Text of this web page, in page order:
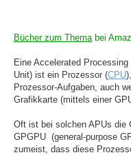
Bücher zum Themabei
Eine Accelerated
Unit) ist ein Prozessor (CPU
Prozessor-Aufgaben, auch
Grafikkarte (mittels einer
Oft ist bei solchen APUs die
GPGPU (general-purpose
zumeist, dass diese